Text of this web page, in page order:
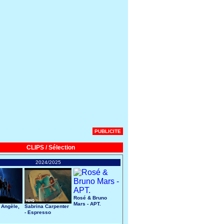
PUBLICITE
CLIPS / Sélection
2024/2025
Sabrina Carpenter
- Espresso
Rosé & Bruno
Mars - APT.